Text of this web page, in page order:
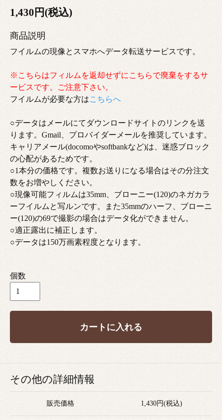
1,430円(税込)
商品説明
フイルムの現像とスマホへデータ転送サービスです。
※こちらはフィルムを返却せずにこちらで廃棄をするサ
ービスです。ご注意下さい。
フイルムが必要な方はこちらへ
○データはメールにてダウンロードサイトのリンクを送
ります。Gmail、プロバイダーメールを推奨しています。
キャリアメール(docomoやsoftbankなど)は、迷惑ブロック
の心配があるためです。
○1本分の価格です。複数お送りになる場合はその分注文
数をお増やしください。
○現像可能フィルムは35mm、ブローニー(120)のネガカラ
ーフイルムと写ルンです。また35mmのハーフ、ブローニ
ー(120)の69で撮影の場合はデータ化ができません。
○適正露出に補正します。
○データは150万画素程度となります。
個数
カートに入れる
その他の詳細情報
販売価格 1,430円(税込)